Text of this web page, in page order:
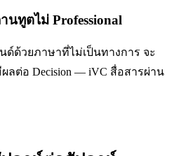
นทูตไม่ Professional
ด้วยภาษาที่ไม่เป็นทางการ จะ
ลต่อ Decision — iVC สื่อสารผ่าน